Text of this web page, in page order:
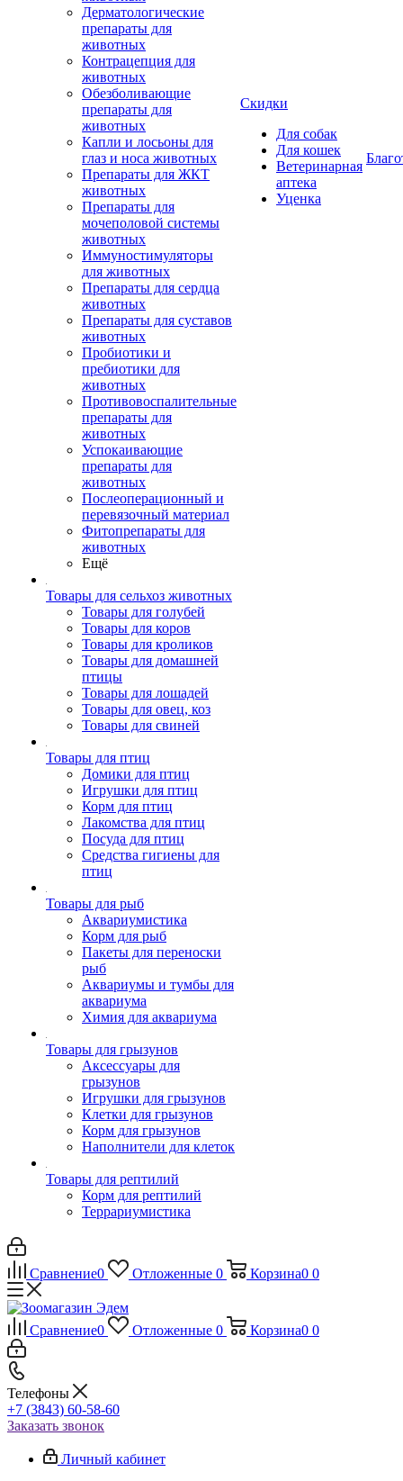
Дерматологические
препараты для
животных
Контрацепция для
животных
Обезболивающие
препараты для
животных
Капли и лосьоны для
глаз и носа животных
Препараты для ЖКТ
животных
Препараты для
мочеполовой системы
животных
Иммуностимуляторы
для животных
Препараты для сердца
животных
Препараты для суставов
животных
Пробиотики и
пребиотики для
животных
Противовоспалительные
препараты для
животных
Успокаивающие
препараты для
животных
Послеоперационный и
перевязочный материал
Фитопрепараты для
животных
Ещё
Товары для сельхоз животных
Товары для голубей
Товары для коров
Товары для кроликов
Товары для домашней
птицы
Товары для лошадей
Товары для овец, коз
Товары для свиней
Товары для птиц
Домики для птиц
Игрушки для птиц
Корм для птиц
Лакомства для птиц
Посуда для птиц
Средства гигиены для
птиц
Товары для рыб
Аквариумистика
Корм для рыб
Пакеты для переноски
рыб
Аквариумы и тумбы для
аквариума
Химия для аквариума
Товары для грызунов
Аксессуары для
грызунов
Игрушки для грызунов
Клетки для грызунов
Корм для грызунов
Наполнители для клеток
Товары для рептилий
Корм для рептилий
Террариумистика
Скидки
Для собак
Для кошек
Ветеринарная
аптека
Уценка
Сравнение0 Отложенные 0 Корзина0 0
Сравнение0 Отложенные 0 Корзина0 0
Телефоны
+7 (3843) 60-58-60
Заказать звонок
Личный кабинет